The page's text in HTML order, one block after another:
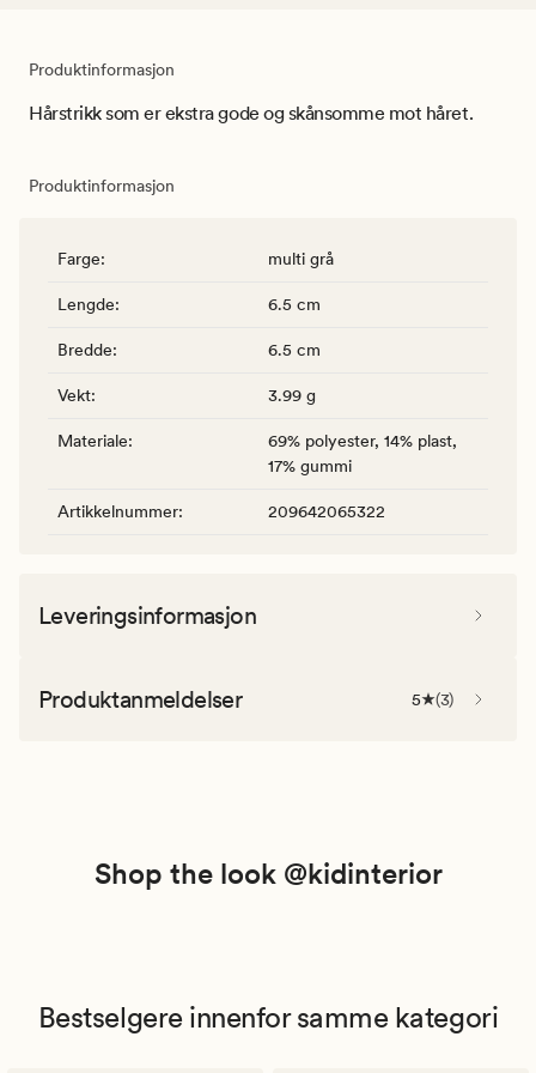
Produktinformasjon
Hårstrikk som er ekstra gode og skånsomme mot håret.
Produktinformasjon
Farge: multi grå
Lengde: 6.5 cm
Bredde: 6.5 cm
Vekt: 3.99 g
Materiale:
69% polyester, 14% plast,
17% gummi
Artikkelnummer: 209642065322
Leveringsinformasjon
Produktanmeldelser 5 (3)
Shop the look @kidinterior
Bestselgere innenfor samme kategori